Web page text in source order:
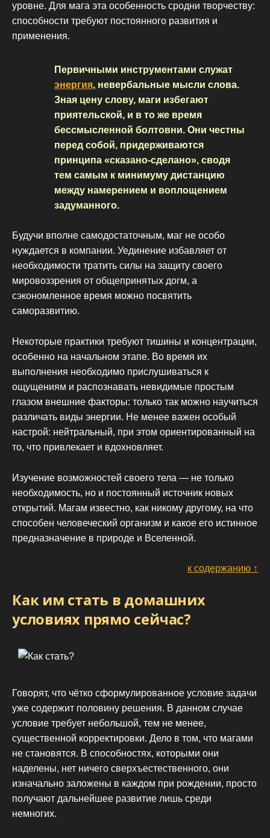
уровне. Для мага эта особенность сродни творчеству:
способности требуют постоянного развития и
применения.
Первичными инструментами служат
энергия, невербальные мысли слова.
Зная цену слову, маги избегают
приятельской, и в то же время
бессмысленной болтовни. Они честны
перед собой, придерживаются
принципа «сказано-сделано», сводя
тем самым к минимуму дистанцию
между намерением и воплощением
задуманного.
Будучи вполне самодостаточным, маг не особо
нуждается в компании. Уединение избавляет от
необходимости тратить силы на защиту своего
мировоззрения от общепринятых догм, а
сэкономленное время можно посвятить
саморазвитию.
Некоторые практики требуют тишины и концентрации,
особенно на начальном этапе. Во время их
выполнения необходимо прислушиваться к
ощущениям и распознавать невидимые простым
глазом внешние факторы: только так можно научиться
различать виды энергии. Не менее важен особый
настрой: нейтральный, при этом ориентированный на
то, что привлекает и вдохновляет.
Изучение возможностей своего тела — не только
необходимость, но и постоянный источник новых
открытий. Магам известно, как никому другому, на что
способен человеческий организм и какое его истинное
предназначение в природе и Вселенной.
к содержанию ↑
Как им стать в домашних
условиях прямо сейчас?
Говорят, что чётко сформулированное условие задачи
уже содержит половину решения. В данном случае
условие требует небольшой, тем не менее,
существенной корректировки. Дело в том, что магами
не становятся. В способностях, которыми они
наделены, нет ничего сверхъестественного, они
изначально заложены в каждом при рождении, просто
получают дальнейшее развитие лишь среди
немногих.